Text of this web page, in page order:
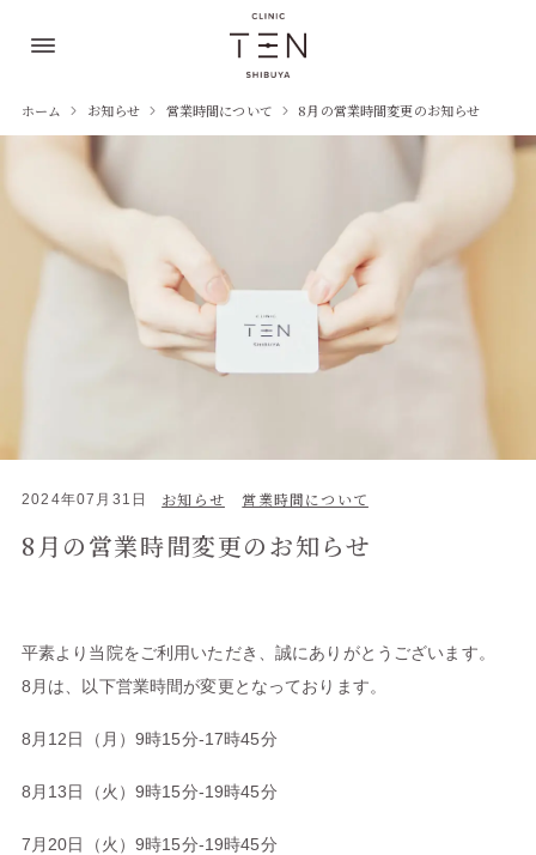
ホーム お知らせ 営業時間について 8月の営業時間変更のお知らせ
2024年07月31日 お知らせ 営業時間について
8月の営業時間変更のお知らせ
平素より当院をご利用いただき、誠にありがとうございます。
8月は、以下営業時間が変更となっております。
8月12日（月）9時15分‐17時45分
8月13日（火）9時15分‐19時45分
7月20日（火）9時15分‐19時45分